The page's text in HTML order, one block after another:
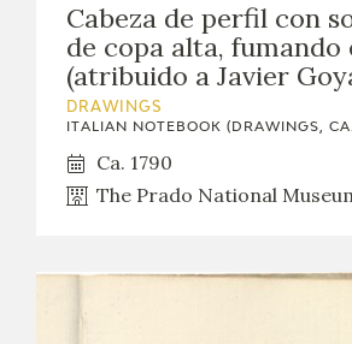
Cabeza de perfil con
de copa alta, fumando
(atribuido a Javier
DRAWINGS
ITALIAN NOTEBOOK (DRAWINGS,
Ca. 1790
The Prado National